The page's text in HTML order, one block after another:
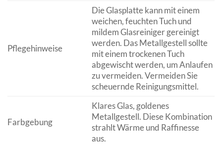
Pflegehinweise
Die Glasplatte kann mit einem
weichen, feuchten Tuch und
mildem Glasreiniger gereinigt
werden. Das Metallgestell sollte
mit einem trockenen Tuch
abgewischt werden, um Anlaufen
zu vermeiden. Vermeiden Sie
scheuernde Reinigungsmittel.
Farbgebung
Klares Glas, goldenes
Metallgestell. Diese Kombination
strahlt Wärme und Raffinesse
aus.